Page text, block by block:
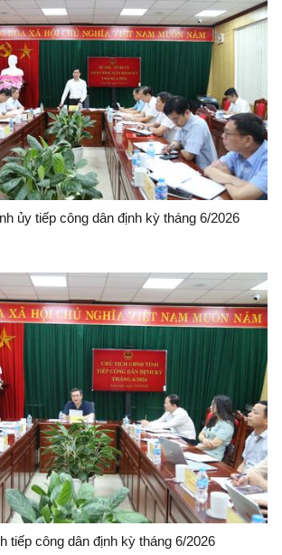
ủy tiếp công dân định kỳ tháng 6/2026
tiếp công dân định kỳ tháng 6/2026